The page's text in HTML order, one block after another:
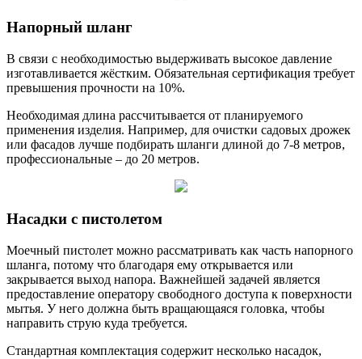
Напорный шланг
В связи с необходимостью выдерживать высокое давление
изготавливается жёстким. Обязательная сертификация требует
превышения прочности на 10%.
Необходимая длина рассчитывается от планируемого
применения изделия. Например, для очистки садовых дрожек
или фасадов лучше подбирать шланги длиной до 7-8 метров,
профессиональные – до 20 метров.
Насадки с пистолетом
Моечный пистолет можно рассматривать как часть напорного
шланга, потому что благодаря ему открывается или
закрывается выход напора. Важнейшей задачей является
предоставление оператору свободного доступа к поверхности
мытья. У него должна быть вращающаяся головка, чтобы
направить струю куда требуется.
Стандартная комплектация содержит несколько насадок,